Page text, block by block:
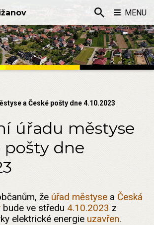
a České pošty dne 4.10.2023
úřadu městyse
pošty dne
že úřad městyse a Česká
bude ve středu 4.10.2023 z
elektrické energie uzavřen.
MENU